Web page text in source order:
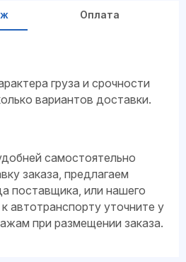
Оплата
груза и срочности
вариантов доставки.
самостоятельно
заказа, предлагаем
поставщика, или нашего
автотранспорту уточните у
при размещении заказа.